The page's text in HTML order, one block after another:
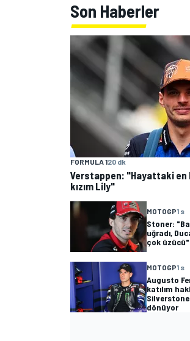
Son Haberler
FORMULA 120 dk
Verstappen: "Hayattaki en
kızım Lily"
MOTOGP1 s
Stoner:
uğradı,
çok üzücü"
MOTOGP1 s
Augusto
katılım
dönüyor